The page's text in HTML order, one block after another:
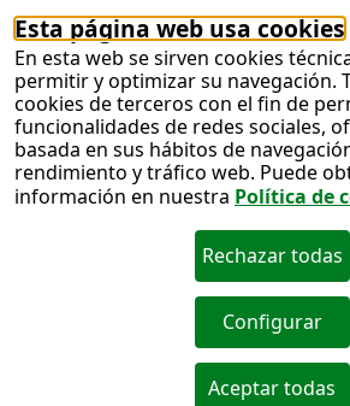
Esta página web usa cookies
En esta web se sirven cookies
permitir y optimizar su navegación.
cookies de terceros con el fin de
funcionalidades de redes sociales,
basada en sus hábitos de
rendimiento y tráfico web. Puede
información en nuestra Política de